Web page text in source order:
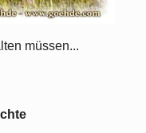
müssen...